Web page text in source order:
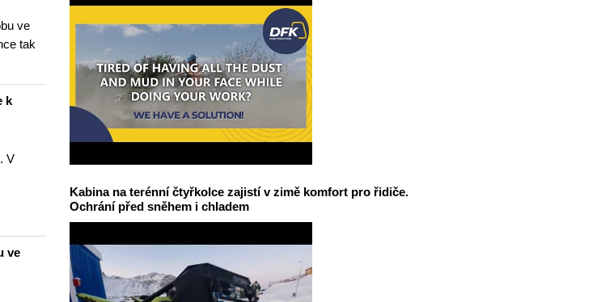
ve
tak
k
V
ve
Kabina na terénní čtyřkolce zajistí v zimě komfort pro řidiče.
Ochrání před sněhem i chladem